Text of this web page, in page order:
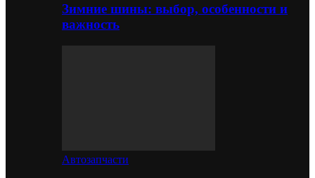
Зимние шины: выбор, особенности и
важность
Автозапчасти